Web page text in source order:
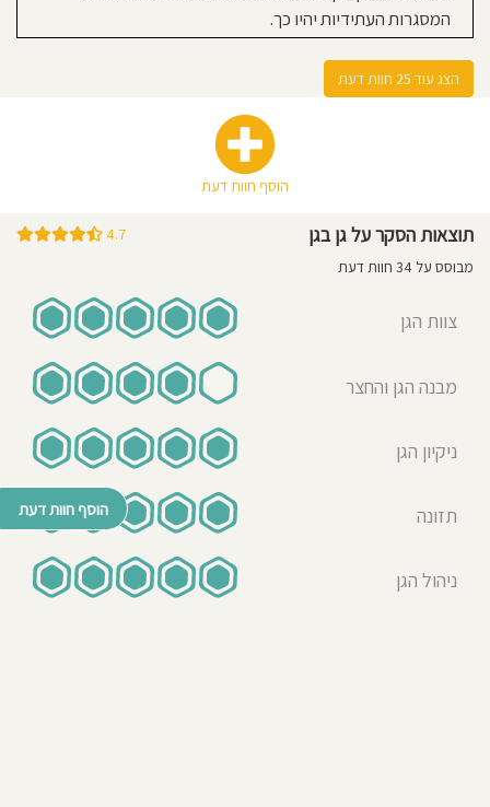
הוסף חוות דעת
המסגרות העתידיות יהיו כך.
הצג עוד 25 חוות דעת
ומוחלפים. לא היו לנו שום בעיות של
מגוונים וחצר סגורה פרטית. *
**הסתגלות**: תהליך ההסתגלות של
הילד נעשה בקצב האישי שלו, ולא לפי
אווירה טובה וחמה — הילדים מכירים זה
08-01-2026
אמא לילד/ה בגן בשנת 2025-
צוות מדהים שבאמת אוהב ודואג
לילדים, גן נקי ומסודר, מלא בפעילויות
חינוכיות ומעשירות, כל משחק הוא רגע
של למידה והחוגים שיש במהלך השבוע
מוסיפים המון גיוון ועניין. הצוות קשוב
לכל הבקשות, אוכל בריא ומזין, והכי
הוסף חוות דעת
תוצאות הסקר על גן בגן
מבוסס על 34 חוות דעת
4.7
צוות הגן
מבנה הגן והחצר
ניקיון הגן
תזונה
ניהול הגן